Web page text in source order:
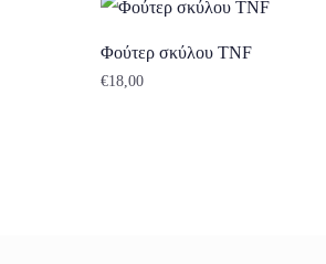
Φούτερ σκύλου TNF
€18,00